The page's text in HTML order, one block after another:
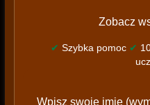
Zobacz
✔ Szybka pomoc ✔
Wpisz swoje imię